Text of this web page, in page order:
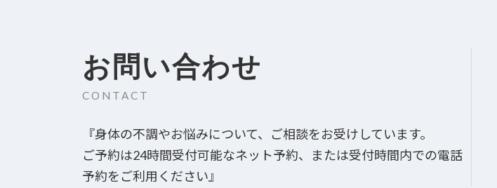
お問い合わせ
CONTACT
『身体の不調やお悩みについて、ご相談をお受けしています。
ご予約は24時間受付可能なネット予約、または受付時間内での電話
予約をご利用ください』